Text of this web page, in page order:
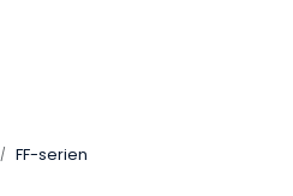
FF-serien